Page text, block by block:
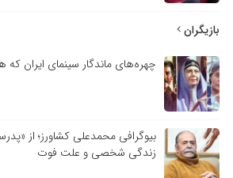
بازیگران
چهره‌های ماندگار سینمای ایران
بیوگرافی محمدعلی کشاورز؛ از
زندگی شخصی و علت فوت